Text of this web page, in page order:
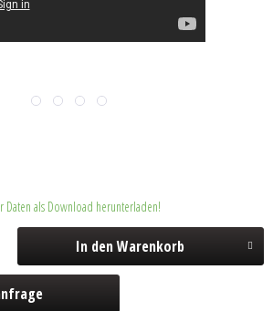
Daten als Download herunterladen!
In denWarenkorb